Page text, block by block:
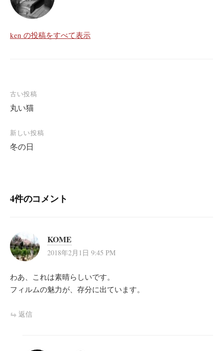
ken の投稿をすべて表示
投
稿
ナ
ビ
ゲ
ョ
古い投稿
丸い猫
新しい投稿
冬の日
4件のコメント
KOME
2018年2月1日 9:45 PM
わあ、これは素晴らしいです。
フィルムの魅力が、存分に出ています。
返信